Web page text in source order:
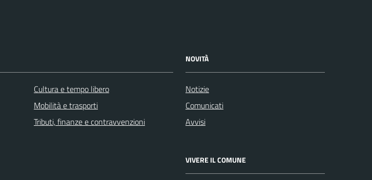
Cultura e tempo libero
Mobilità e trasporti
Tributi, finanze e contravvenzioni
NOVITÀ
Notizie
Comunicati
Avvisi
VIVERE IL COMUNE